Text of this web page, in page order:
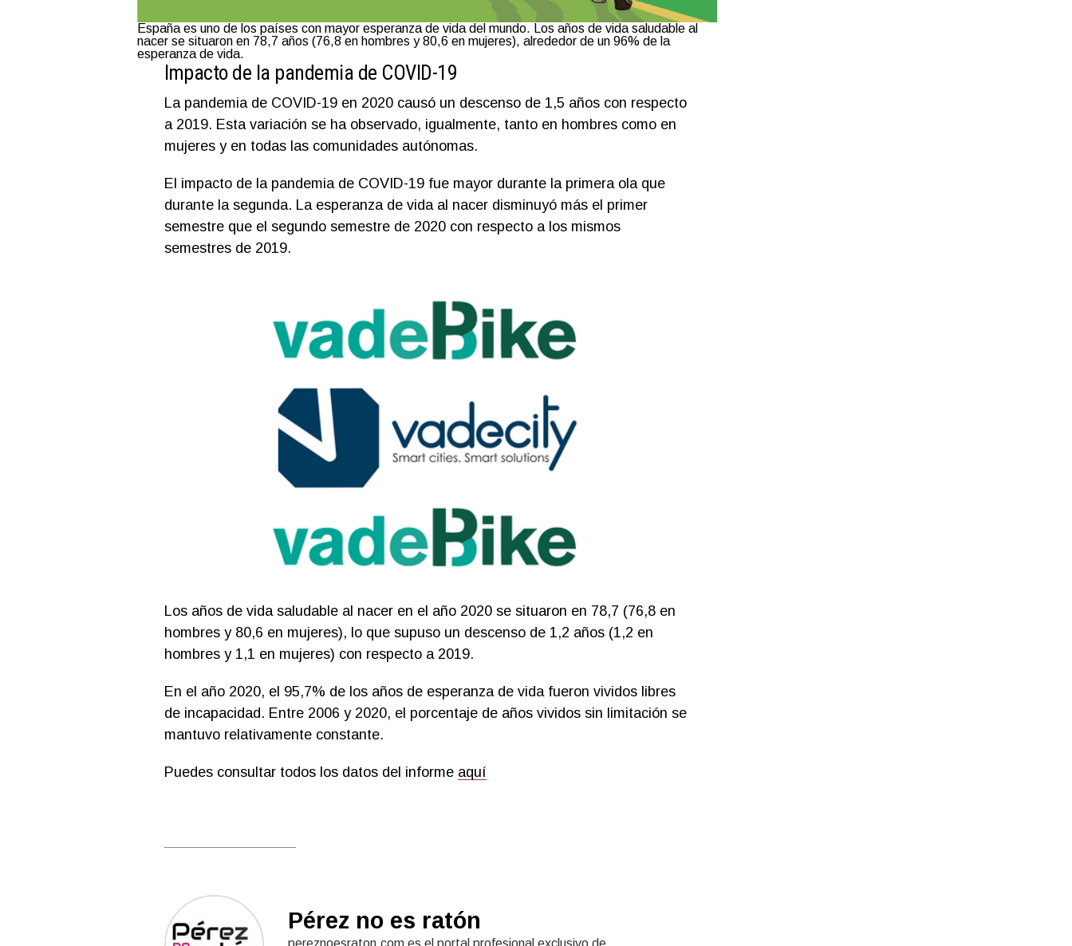
España es uno de los países con mayor esperanza de vida del mundo. Los años de vida saludable al
nacer se situaron en 78,7 años (76,8 en hombres y 80,6 en mujeres), alrededor de un 96% de la
esperanza de vida.
Impacto de la pandemia de COVID-19
La pandemia de COVID-19 en 2020 causó un descenso de 1,5 años con respecto
a 2019. Esta variación se ha observado, igualmente, tanto en hombres como en
mujeres y en todas las comunidades autónomas.
El impacto de la pandemia de COVID-19 fue mayor durante la primera ola que
durante la segunda. La esperanza de vida al nacer disminuyó más el primer
semestre que el segundo semestre de 2020 con respecto a los mismos
semestres de 2019.
Los años de vida saludable al nacer en el año 2020 se situaron en 78,7 (76,8 en
hombres y 80,6 en mujeres), lo que supuso un descenso de 1,2 años (1,2 en
hombres y 1,1 en mujeres) con respecto a 2019.
En el año 2020, el 95,7% de los años de esperanza de vida fueron vividos libres
de incapacidad. Entre 2006 y 2020, el porcentaje de años vividos sin limitación se
mantuvo relativamente constante.
Puedes consultar todos los datos del informe aquí
Pérez no es ratón
pereznoesraton.com es el portal profesional exclusivo de